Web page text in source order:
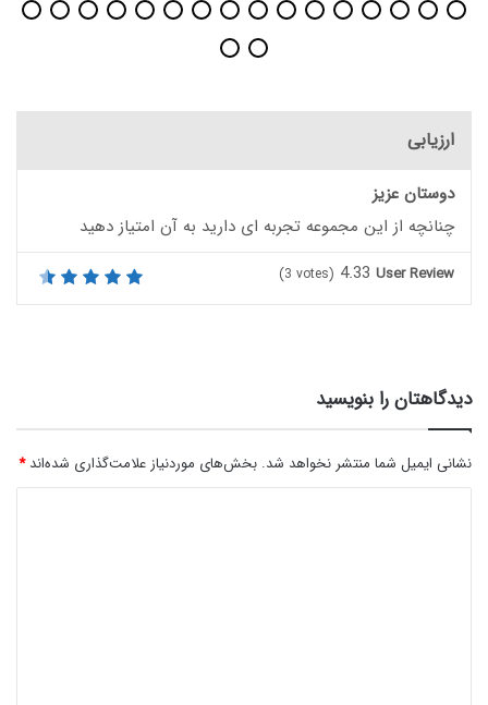
ارزیابی
دوستان عزیز
چنانچه از این مجموعه تجربه ای دارید به آن امتیاز دهید
User Review
4.33
(3 votes)
دیدگاهتان را بنویسید
نشانی ایمیل شما منتشر نخواهد شد. بخش‌های موردنیاز علامت‌گذاری شده‌اند*